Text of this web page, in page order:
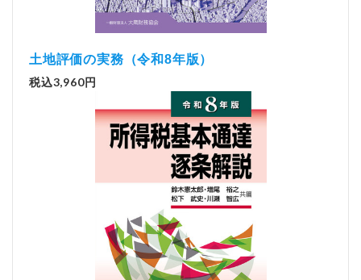
土地評価の実務（令和8年版）
税込3,960円